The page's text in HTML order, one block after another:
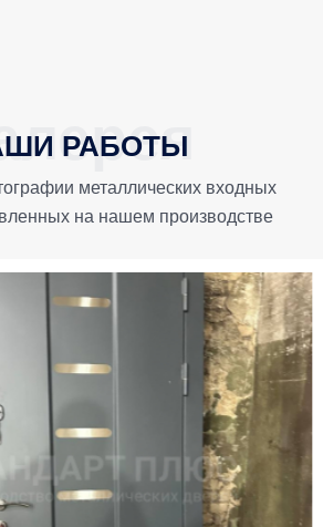
РАБОТЫ
металлических входных
на нашем производстве